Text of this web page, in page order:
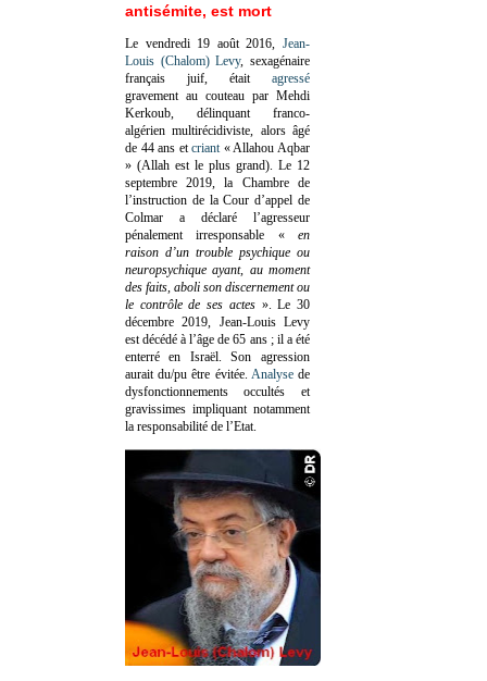
antisémite, est mort
Le vendredi 19 août 2016, Jean-
Louis (Chalom) Levy, sexagénaire
français juif, était agressé
gravement au couteau par Mehdi
Kerkoub, délinquant franco-
algérien multirécidiviste, alors âgé
de 44 ans etcriant « Allahou Aqbar
» (Allah est le plus grand). Le 12
septembre 2019, la Chambre de
l’instruction de la Cour d’appel de
Colmar a déclaré l’agresseur
pénalement irresponsable «en
raison d’un trouble psychique ou
neuropsychique ayant, au moment
des faits, aboli son discernement ou
le contrôle de ses actes». Le 30
décembre 2019, Jean-Louis Levy
est décédé à l’âge de 65 ans ; il a été
enterré en Israël. Son agression
aurait du/pu être évitée. Analysede
dysfonctionnements occultés et
gravissimes impliquant notamment
la responsabilité de l’Etat.